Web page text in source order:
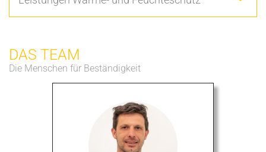
DAS TEAM
Die Menschen für Beständigkeit